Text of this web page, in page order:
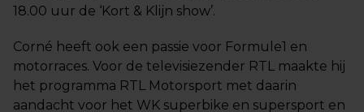
18.00 uur de ‘Kort & Klijn show’.
Corné heeft ook een passie voor Formule1 en
motorraces. Voor de televisiezender RTL maakte hij
het programma RTL Motorsport met daarin
aandacht voor het WK superbike en supersport en